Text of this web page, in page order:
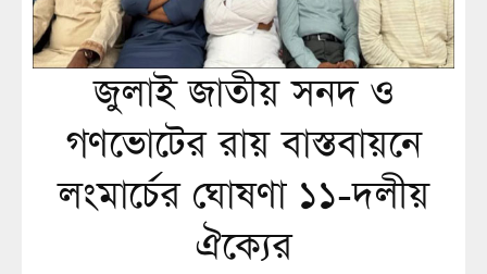
জুলাই জাতীয় সনদ ও
গণভোটের রায় বাস্তবায়নে
লংমার্চের ঘোষণা ১১-দলীয়
ঐক্যের